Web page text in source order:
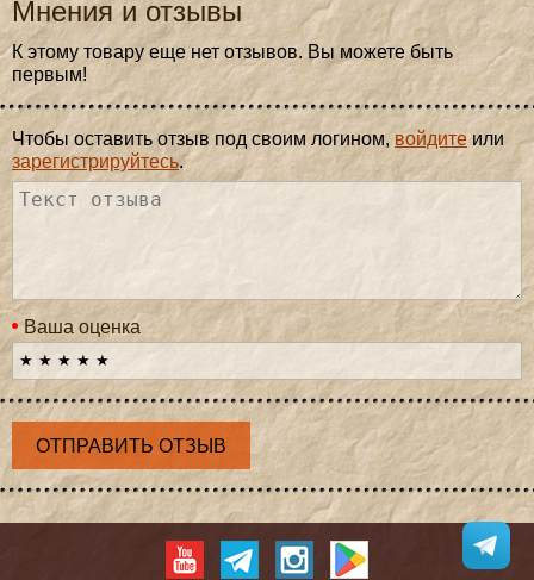
Мнения и отзывы
К этому товару еще нет отзывов. Вы можете быть
первым!
Чтобы оставить отзыв под своим логином, войдите или
зарегистрируйтесь.
Ваша оценка